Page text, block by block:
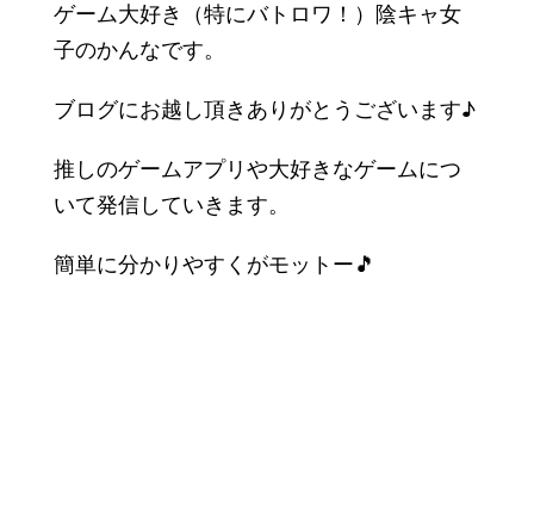
ゲーム大好き（特にバトロワ！）陰キャ女
子のかんなです。
ブログにお越し頂きありがとうございます♪
推しのゲームアプリや大好きなゲームにつ
いて発信していきます。
簡単に分かりやすくがモットー🎵